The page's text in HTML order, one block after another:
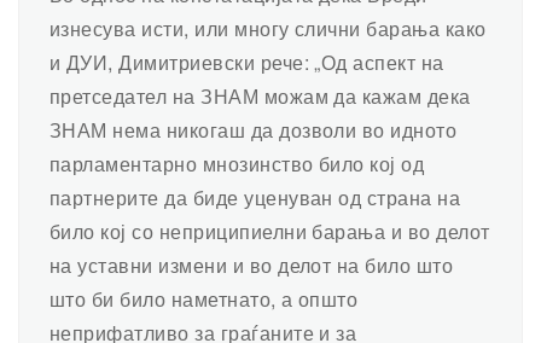
изнесува исти, или многу слични барања како
и ДУИ, Димитриевски рече: „Од аспект на
претседател на ЗНАМ можам да кажам дека
ЗНАМ нема никогаш да дозволи во идното
парламентарно мнозинство било кој од
партнерите да биде уценуван од страна на
било кој со неприципиелни барања и во делот
на уставни измени и во делот на било што
што би било наметнато, а општо
неприфатливо за граѓаните и за